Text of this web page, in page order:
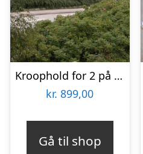
Kroophold for 2 på Nørre Vissing Kro
kr. 899,00
Gå til shop